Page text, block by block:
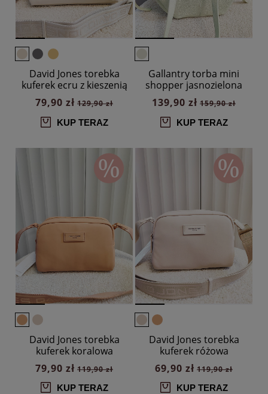
David Jones torebka
kuferek ecru z kieszenią
79,90 zł 129,90 zł
KUP TERAZ
Gallantry torba mini
shopper jasnozielona
139,90 zł 159,90 zł
KUP TERAZ
David Jones torebka
kuferek koralowa
79,90 zł 119,90 zł
KUP TERAZ
David Jones torebka
kuferek różowa
69,90 zł 119,90 zł
KUP TERAZ